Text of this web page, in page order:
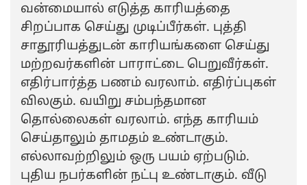
வன்மையால் எடுத்த காரியத்தை
சிறப்பாக செய்து முடிப்பீர்கள். புத்தி
சாதூரியத்துடன் காரியங்களை செய்து
மற்றவர்களின் பாராட்டை பெறுவீர்கள்.
எதிர்பார்த்த பணம் வரலாம். எதிர்ப்புகள்
விலகும். வயிறு சம்பந்தமான
தொல்லைகள் வரலாம். எந்த காரியம்
செய்தாலும் தாமதம் உண்டாகும்.
எல்லாவற்றிலும் ஒரு பயம் ஏற்படும்.
புதிய நபர்களின் நட்பு உண்டாகும். வீடு